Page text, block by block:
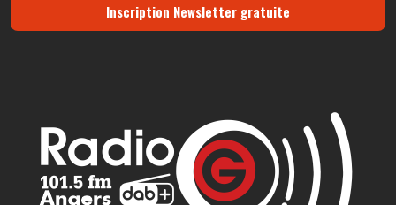
Inscription Newsletter gratuite